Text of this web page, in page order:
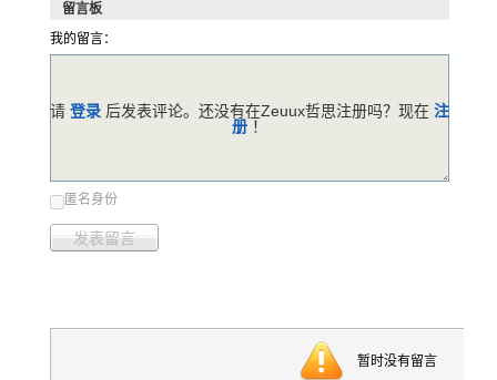
留言板
我的留言：
匿名身份
发表留言
请 登录 后发表评论。还没有在Zeuux哲思注册吗？现在 注
册 ！
暂时没有留言